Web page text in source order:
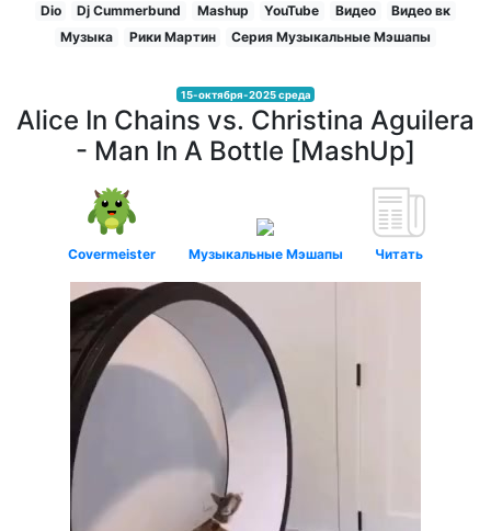
Dio Dj Cummerbund Mashup YouTube Видео
Видео вк
Музыка
Рики Мартин Серия Музыкальные Мэшапы
15-октября-2025 среда
Alice In Chains vs. Christina Aguilera
- Man In A Bottle [MashUp]
Covermeister Музыкальные Мэшапы Читать